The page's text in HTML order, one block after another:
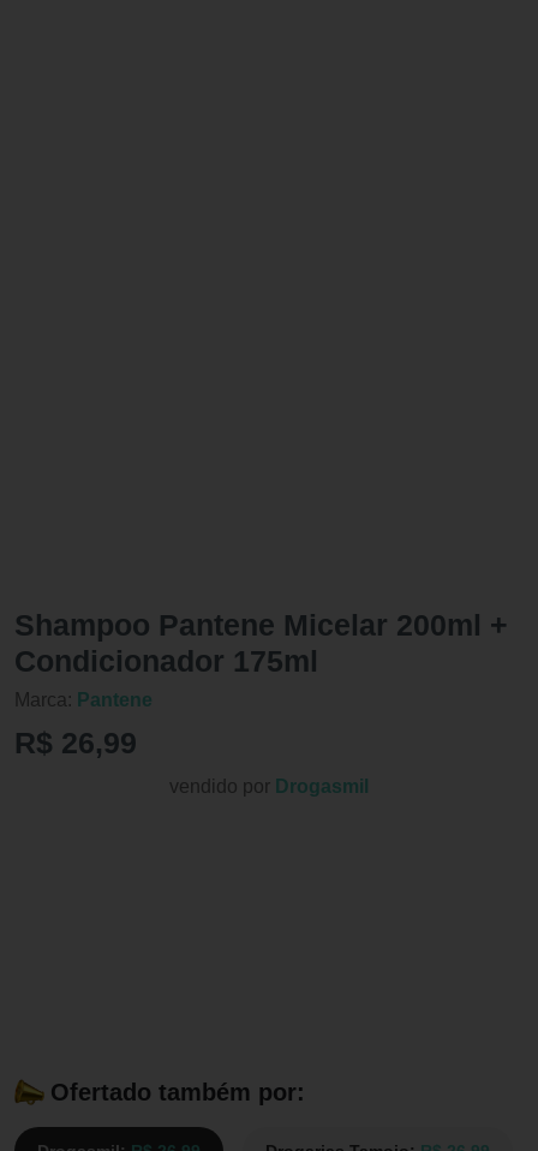
Shampoo Pantene Micelar 200ml +
Condicionador 175ml
Marca: Pantene
R$ 26,99
vendido por Drogasmil
Ofertado também por: